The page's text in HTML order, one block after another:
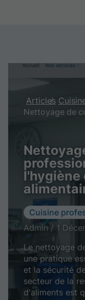
Articles
l'hygiène
Cuisine
Admin / 1
Le nettoyage
une pratique
et la sécurité
secteur de la
d'aliments est